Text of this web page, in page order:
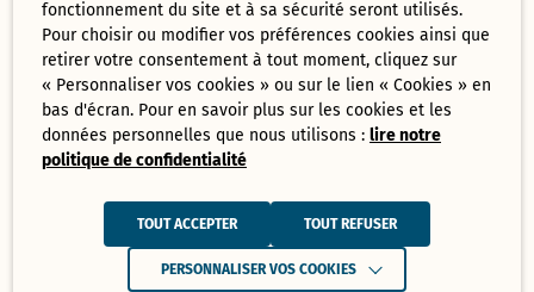
fonctionnement du site et à sa sécurité seront utilisés.
Pour choisir ou modifier vos préférences cookies ainsi que
retirer votre consentement à tout moment, cliquez sur
« Personnaliser vos cookies » ou sur le lien « Cookies » en
bas d'écran. Pour en savoir plus sur les cookies et les
données personnelles que nous utilisons :lire notre
politique de confidentialité
TOUT ACCEPTER TOUT REFUSER
PERSONNALISER VOS COOKIES